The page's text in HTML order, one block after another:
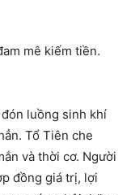
mê kiếm tiền.
luồng sinh khí
Tổ Tiên che
và thời cơ. Người
đồng giá trị, lợi